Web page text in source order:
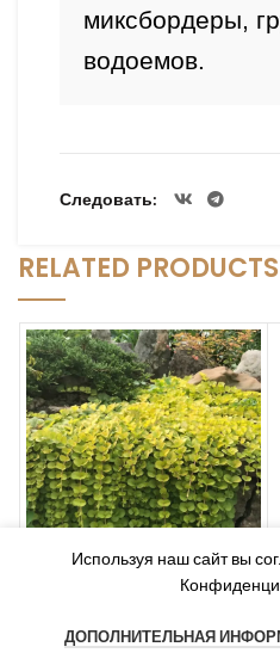
миксбордеры,
водоемов.
Следовать
RELATED PRODUCTS
Вербейник монетчатый
650,00₽
Используя наш сайт вы
ДОПОЛНИТЕЛЬНАЯ